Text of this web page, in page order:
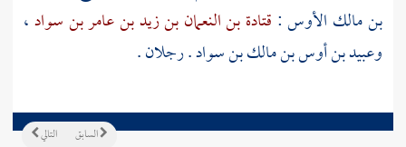
بن مالك الأوس: قتادة بن النعمان بن زيد بن عامر بن سواد،
وعبيد بن أوس بن مالك بن سواد. رجلان .
التالي السابق